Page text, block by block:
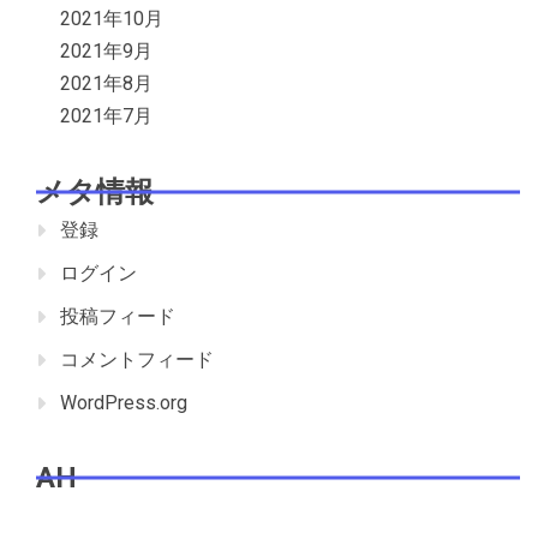
2021年10月
2021年9月
2021年8月
2021年7月
メタ情報
登録
ログイン
投稿フィード
コメントフィード
WordPress.org
AH